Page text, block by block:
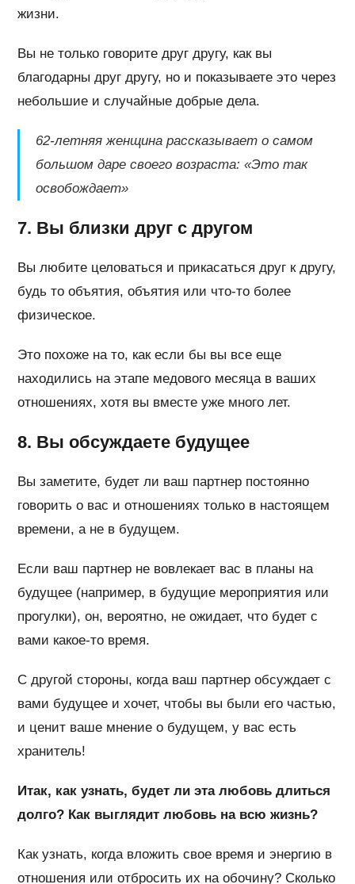
жизни.
Вы не только говорите друг другу, как вы
благодарны друг другу, но и показываете это через
небольшие и случайные добрые дела.
62-летняя женщина рассказывает о самом
большом даре своего возраста: «Это так
освобождает»
7. Вы близки друг с другом
Вы любите целоваться и прикасаться друг к другу,
будь то объятия, объятия или что-то более
физическое.
Это похоже на то, как если бы вы все еще
находились на этапе медового месяца в ваших
отношениях, хотя вы вместе уже много лет.
8. Вы обсуждаете будущее
Вы заметите, будет ли ваш партнер постоянно
говорить о вас и отношениях только в настоящем
времени, а не в будущем.
Если ваш партнер не вовлекает вас в планы на
будущее (например, в будущие мероприятия или
прогулки), он, вероятно, не ожидает, что будет с
вами какое-то время.
С другой стороны, когда ваш партнер обсуждает с
вами будущее и хочет, чтобы вы были его частью,
и ценит ваше мнение о будущем, у вас есть
хранитель!
Итак, как узнать, будет ли эта любовь длиться
долго? Как выглядит любовь на всю жизнь?
Как узнать, когда вложить свое время и энергию в
отношения или отбросить их на обочину? Сколько